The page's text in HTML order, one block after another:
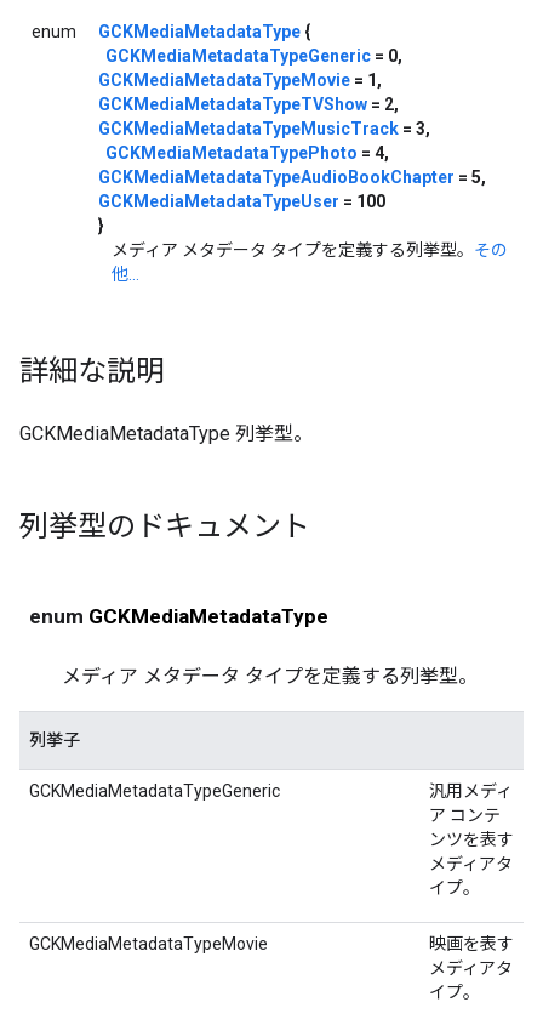
enum GCKMediaMetadataType {
GCKMediaMetadataTypeGeneric = 0,
GCKMediaMetadataTypeMovie = 1,
GCKMediaMetadataTypeTVShow = 2,
GCKMediaMetadataTypeMusicTrack = 3,
GCKMediaMetadataTypePhoto = 4,
GCKMediaMetadataTypeAudioBookChapter = 5,
GCKMediaMetadataTypeUser = 100
}
メディア メタデータ タイプを定義する列挙型。 その
他...
詳細な説明
GCKMediaMetadataType 列挙型。
列挙型のドキュメント
enum GCKMediaMetadataType
メディア メタデータ タイプを定義する列挙型。
列挙子
GCKMediaMetadataTypeGeneric
汎用メディ
ア コンテ
ンツを表す
メディアタ
イプ。
GCKMediaMetadataTypeMovie
映画を表す
メディアタ
イプ。